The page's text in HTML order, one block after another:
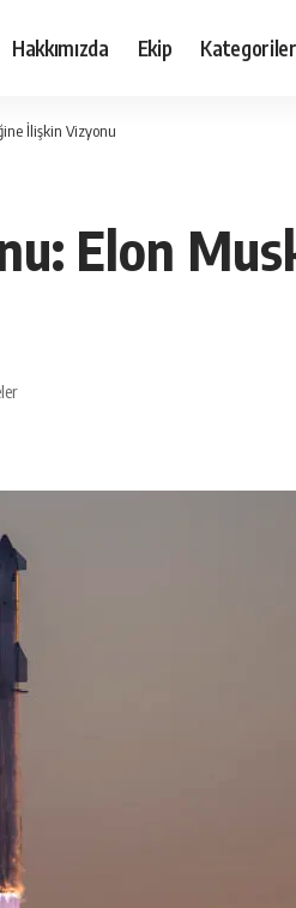
Hakkımızda Ekip Kategoriler
İlişkin Vizyonu
Elon